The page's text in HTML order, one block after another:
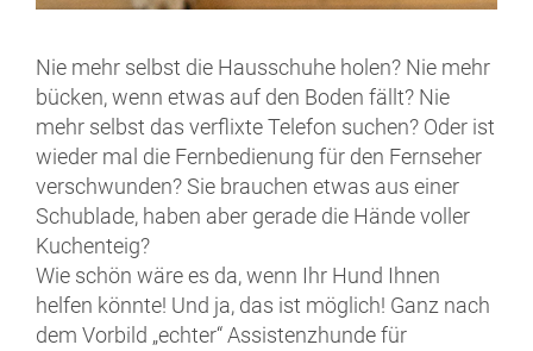
Nie mehr selbst die Hausschuhe holen? Nie mehr
bücken, wenn etwas auf den Boden fällt? Nie
mehr selbst das verflixte Telefon suchen? Oder ist
wieder mal die Fernbedienung für den Fernseher
verschwunden? Sie brauchen etwas aus einer
Schublade, haben aber gerade die Hände voller
Kuchenteig?
Wie schön wäre es da, wenn Ihr Hund Ihnen
helfen könnte! Und ja, das ist möglich! Ganz nach
dem Vorbild „echter“ Assistenzhunde für